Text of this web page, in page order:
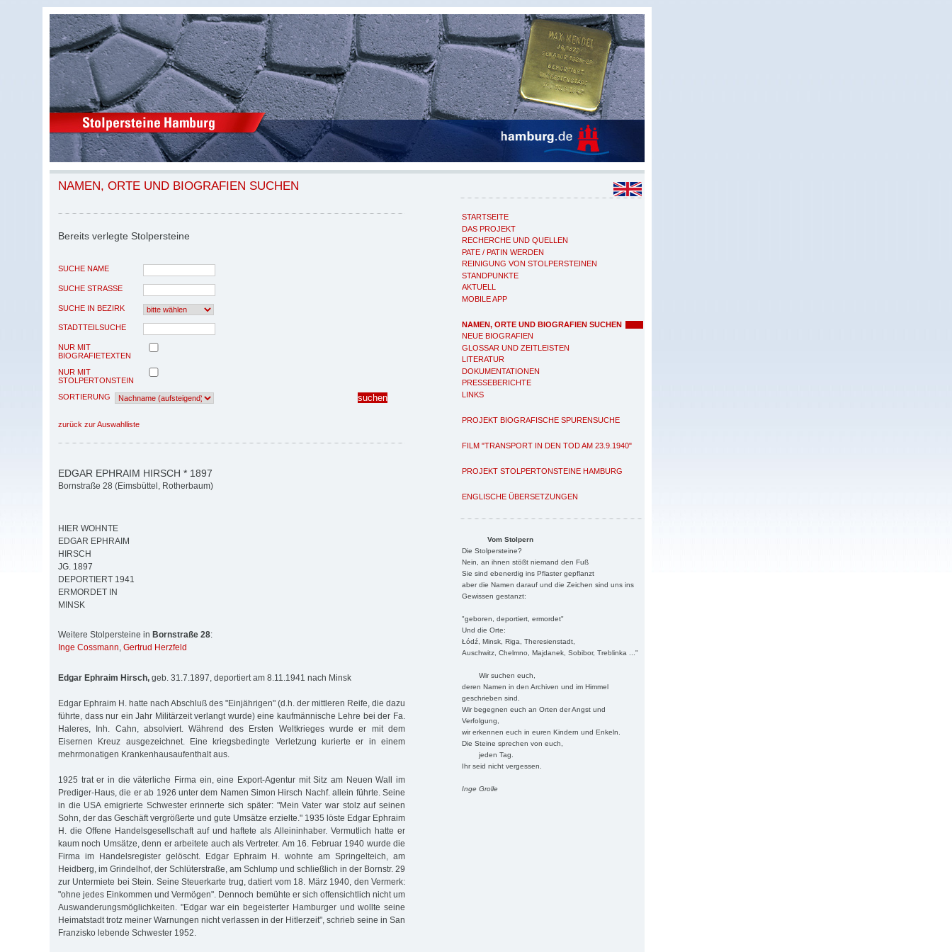
STARTSEITE
DAS PROJEKT
RECHERCHE UND QUELLEN
PATE / PATIN WERDEN
REINIGUNG VON STOLPERSTEINEN
STANDPUNKTE
AKTUELL
MOBILE APP
NAMEN, ORTE UND BIOGRAFIEN SUCHEN
NEUE BIOGRAFIEN
GLOSSAR UND ZEITLEISTEN
LITERATUR
DOKUMENTATIONEN
PRESSEBERICHTE
LINKS
PROJEKT BIOGRAFISCHE SPURENSUCHE
FILM "TRANSPORT IN DEN TOD AM 23.9.1940"
PROJEKT STOLPERTONSTEINE HAMBURG
ENGLISCHE ÜBERSETZUNGEN
Vom Stolpern
Die Stolpersteine?
Nein, an ihnen stößt niemand den Fuß
Sie sind ebenerdig ins Pflaster gepflanzt
aber die Namen darauf und die Zeichen sind uns ins
Gewissen gestanzt:
"geboren, deportiert, ermordet"
Und die Orte:
Łódź, Minsk, Riga, Theresienstadt,
Auschwitz, Chelmno, Majdanek, Sobibor, Treblinka ..."
Wir suchen euch,
deren Namen in den Archiven und im Himmel
geschrieben sind.
Wir begegnen euch an Orten der Angst und
Verfolgung,
wir erkennen euch in euren Kindern und Enkeln.
Die Steine sprechen von euch,
jeden Tag.
Ihr seid nicht vergessen.
Inge Grolle
NAMEN, ORTE UND BIOGRAFIEN SUCHEN
Bereits verlegte Stolpersteine
SUCHE NAME
SUCHE STRASSE
SUCHE IN BEZIRK
STADTTEILSUCHE
NUR MIT
BIOGRAFIETEXTEN
NUR MIT
STOLPERTONSTEIN
SORTIERUNG
zurück zur Auswahlliste
EDGAR EPHRAIM HIRSCH * 1897
Bornstraße 28 (Eimsbüttel, Rotherbaum)
HIER WOHNTE
EDGAR EPHRAIM
HIRSCH
JG. 1897
DEPORTIERT 1941
ERMORDET IN
MINSK
Weitere Stolpersteine in Bornstraße 28:
Inge Cossmann, Gertrud Herzfeld
Edgar Ephraim Hirsch, geb. 31.7.1897, deportiert am 8.11.1941 nach Minsk
Edgar Ephraim H. hatte nach Abschluß des "Einjährigen" (d.h. der mittleren Reife, die dazu
führte, dass nur ein Jahr Militärzeit verlangt wurde) eine kaufmännische Lehre bei der Fa.
Haleres, Inh. Cahn, absolviert. Während des Ersten Weltkrieges wurde er mit dem
Eisernen Kreuz ausgezeichnet. Eine kriegsbedingte Verletzung kurierte er in einem
mehrmonatigen Krankenhausaufenthalt aus.
1925 trat er in die väterliche Firma ein, eine Export-Agentur mit Sitz am Neuen Wall im
Prediger-Haus, die er ab 1926 unter dem Namen Simon Hirsch Nachf. allein führte. Seine
in die USA emigrierte Schwester erinnerte sich später: "Mein Vater war stolz auf seinen
Sohn, der das Geschäft vergrößerte und gute Umsätze erzielte." 1935 löste Edgar Ephraim
H. die Offene Handelsgesellschaft auf und haftete als Alleininhaber. Vermutlich hatte er
kaum noch Umsätze, denn er arbeitete auch als Vertreter. Am 16. Februar 1940 wurde die
Firma im Handelsregister gelöscht. Edgar Ephraim H. wohnte am Springelteich, am
Heidberg, im Grindelhof, der Schlüterstraße, am Schlump und schließlich in der Bornstr. 29
zur Untermiete bei Stein. Seine Steuerkarte trug, datiert vom 18. März 1940, den Vermerk:
"ohne jedes Einkommen und Vermögen". Dennoch bemühte er sich offensichtlich nicht um
Auswanderungsmöglichkeiten. "Edgar war ein begeisterter Hamburger und wollte seine
Heimatstadt trotz meiner Warnungen nicht verlassen in der Hitlerzeit", schrieb seine in San
Franzisko lebende Schwester 1952.